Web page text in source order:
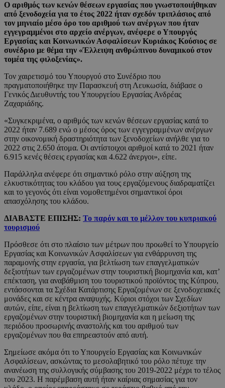
Ο αριθμός των κενών θέσεων εργασίας που γνωστοποιήθηκαν
από ξενοδοχεία για το έτος 2022 ήταν σχεδόν τριπλάσιος από
τον μηνιαίο μέσο όρο του αριθμού των ανέργων που ήταν
εγγεγραμμένοι στο αρχείο ανέργων, ανέφερε ο Υπουργός
Εργασίας και Κοινωνικών Ασφαλίσεων Κυριάκος Κούσιος σε
συνέδριο με θέμα την «Έλλειψη ανθρώπινου δυναμικού στον
τομέα της φιλοξενίας».
Τον χαιρετισμό του Υπουργού στο Συνέδριο που
πραγματοποιήθηκε την Παρασκευή στη Λευκωσία, διάβασε ο
Γενικός Διευθυντής του Υπουργείου Εργασίας Ανδρέας
Ζαχαριάδης.
«Συγκεκριμένα, ο αριθμός των κενών θέσεων εργασίας κατά το
2022 ήταν 7.689 ενώ ο μέσος όρος των εγγεγραμμένων ανέργων
στην οικονομική δραστηριότητα των ξενοδοχείων ανήλθε για το
2022 στις 2.650 άτομα. Οι αντίστοιχοι αριθμοί κατά το 2021 ήταν
6.915 κενές θέσεις εργασίας και 4.622 άνεργοι», είπε.
Παράλληλα ανέφερε ότι σημαντικό ρόλο στην αύξηση της
ελκυστικότητας του κλάδου για τους εργαζόμενους διαδραματίζει
και το γεγονός ότι είναι νομοθετημένοι σημαντικοί όροι
απασχόλησης του κλάδου.
ΔΙΑΒΑΣΤΕ ΕΠΙΣΗΣ: Το παρόν και το μέλλον του κυπριακού
τουρισμού
Πρόσθεσε ότι στο πλαίσιο των μέτρων που προωθεί το Υπουργείο
Εργασίας και Κοινωνικών Ασφαλίσεων για ενθάρρυνση της
παραμονής στην εργασία, για βελτίωση των επαγγελματικών
δεξιοτήτων των εργαζομένων στην τουριστική βιομηχανία και, κατ’
επέκταση, για αναβάθμιση του τουριστικού προϊόντος της Κύπρου,
εντάσσονται τα Σχέδια Κατάρτισης Εργαζομένων σε ξενοδοχειακές
μονάδες και σε κέντρα αναψυχής. Κύριοι στόχοι των Σχεδίων
αυτών, είπε, είναι η βελτίωση των επαγγελματικών δεξιοτήτων των
εργαζομένων στην τουριστική βιομηχανία και η μείωση της
περιόδου προσωρινής αναστολής και του αριθμού των
εργαζομένων που θα επηρεαστούν από αυτή.
Σημείωσε ακόμα ότι το Υπουργείο Εργασίας και Κοινωνικών
Ασφαλίσεων, ασκώντας το μεσολαβητικό του ρόλο πέτυχε την
ανανέωση της συλλογικής σύμβασης του 2019-2022 μέχρι το τέλος
του 2023. Η παρέμβαση αυτή ήταν καίριας σημασίας για τον